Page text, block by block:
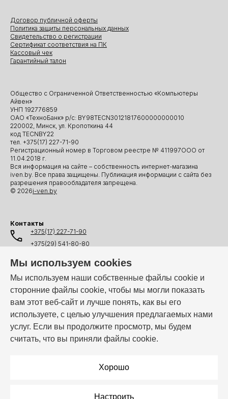
Мы используем cookies
Мы используем наши собственные файлы cookie и
сторонние файлы cookie, чтобы мы могли показать
вам этот веб-сайт и лучше понять, как вы его
используете, с целью улучшения предлагаемых нами
услуг. Если вы продолжите просмотр, мы будем
считать, что вы приняли файлы cookie.
Хорошо
Настроить
Общество с Ограниченной Ответственностью «Компьютеры
Айвен»
УНП 192776859
ОАО «ТехноБанк» р/с: BY98TECN30121817600000000010
220002, Минск, ул. Кропоткина 44
код TECNBY22
тел. +375(17) 227-71-90
Регистрационный номер в Торговом реестре № 411997ООО от
11.04.2018 г.
Вся информация на сайте – собственность интернет-магазина
iven.by. Все права защищены. Публикация информации с сайта без
разрешения правообладателя запрещена.
© 2026i-ven.by
Договор публичной оферты
Политика защиты персональных данных
Свидетельство о регистрации
Сертификат соответствия на ПК
Кассовый чек
Гарантийный талон
Контакты
+375(17) 227-71-90
+375(29) 541-80-80
+375(44) 541-80-80
info@i-ven.by
Мы в мессенджерах:
Режим работы: Пн–Пт: 10:00 – 19:00